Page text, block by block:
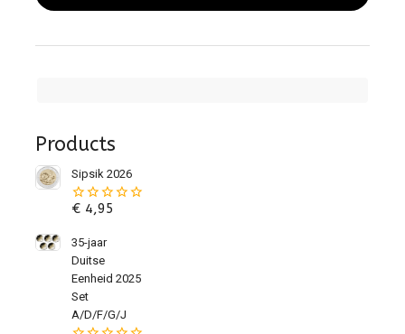
Products
Sipsik 2026
0
de
€4,95
35-jaar
Duitse
Eenheid 2025
Set
A/D/F/G/J